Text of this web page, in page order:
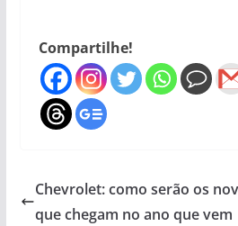
Compartilhe!
Chevrolet: como serão os
que chegam no ano que vem